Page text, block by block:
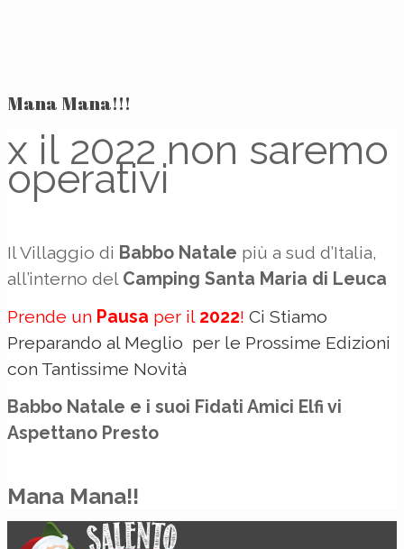
Mana Mana!!!
x il 2022 non saremo
operativi
Il Villaggio di Babbo Natale più a sud d’Italia,
all’interno del Camping Santa Maria di Leuca
Prende un Pausa per il 2022! Ci Stiamo
Preparando al Meglio per le Prossime Edizioni
con Tantissime Novità
Babbo Natale e i suoi Fidati Amici Elfi vi
Aspettano Presto
Mana Mana!!